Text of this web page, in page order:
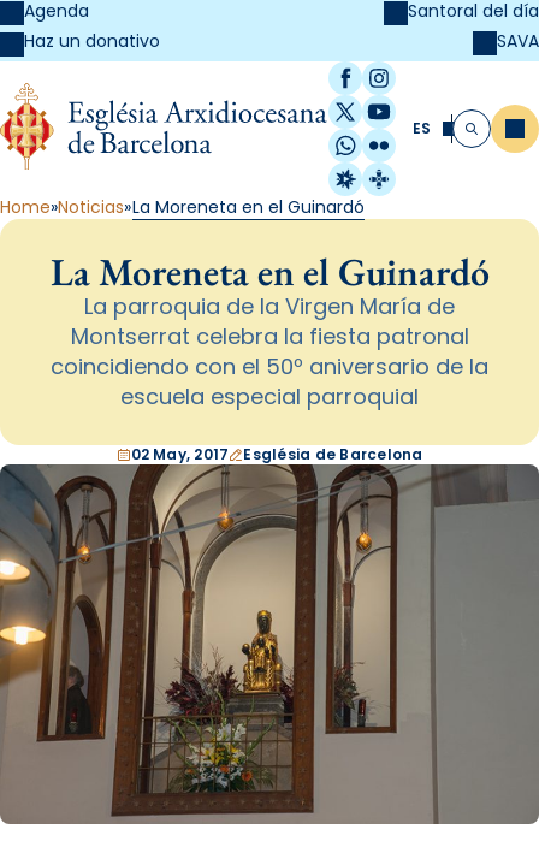
Agenda
Haz un donativo
Santoral del día
SAVA
Facebook
Instagram
X / Twitter
YouTube
WhatsApp
Flickr
Radio Estel
Catalunya
ES Buscar
Home Noticias La Moreneta en el Guinardó
La Moreneta en el Guinardó
La parroquia de la Virgen María de
Montserrat celebra la fiesta patronal
coincidiendo con el 50º aniversario de la
escuela especial parroquial
02 May, 2017 Església de Barcelona